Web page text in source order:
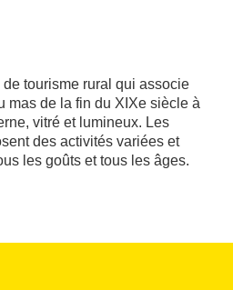
tourisme rural qui associe
mas de la fin du XIXe siècle à
vitré et lumineux. Les
des activités variées et
les goûts et tous les âges.